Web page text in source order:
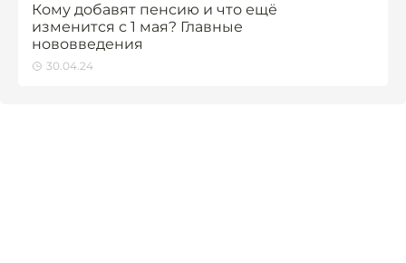
Кому добавят пенсию и что ещё
изменится с 1 мая? Главные
нововведения
30.04.24